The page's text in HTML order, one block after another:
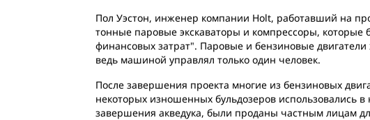
Пол Уэстон, инженер компании Holt, работавший на
тонные паровые экскаваторы и компрессоры,
финансовых затрат". Паровые и бензиновые двигатели
ведь машиной управлял только один человек.
После завершения проекта многие из бензиновых
некоторых изношенных бульдозеров использовались
завершения акведука, были проданы частным лицам